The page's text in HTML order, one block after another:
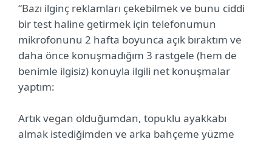
“Bazı ilginç reklamları çekebilmek ve bunu ciddi
bir test haline getirmek için telefonumun
mikrofonunu 2 hafta boyunca açık bıraktım ve
daha önce konuşmadığım 3 rastgele (hem de
benimle ilgisiz) konuyla ilgili net konuşmalar
yaptım:
Artık vegan olduğumdan, topuklu ayakkabı
almak istediğimden ve arka bahçeme yüzme